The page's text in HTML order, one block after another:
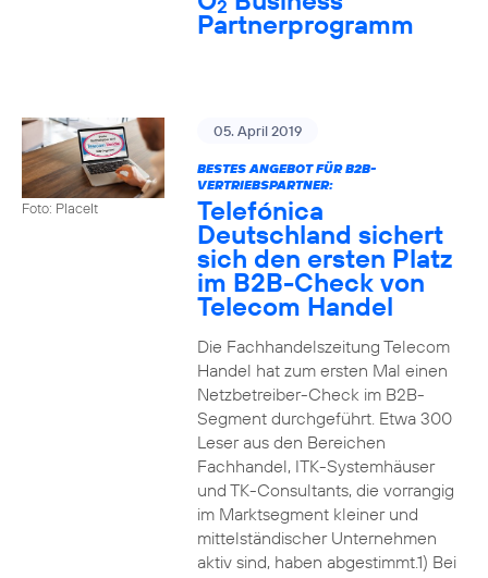
2
Partnerprogramm
Foto: PlaceIt
05. April 2019
BESTES ANGEBOT FÜR B2B-
VERTRIEBSPARTNER:
Telefónica
Deutschland sichert
sich den ersten Platz
im B2B-Check von
Telecom Handel
Die Fachhandelszeitung Telecom
Handel hat zum ersten Mal einen
Netzbetreiber-Check im B2B-
Segment durchgeführt. Etwa 300
Leser aus den Bereichen
Fachhandel, ITK-Systemhäuser
und TK-Consultants, die vorrangig
im Marktsegment kleiner und
mittelständischer Unternehmen
aktiv sind, haben abgestimmt.1) Bei